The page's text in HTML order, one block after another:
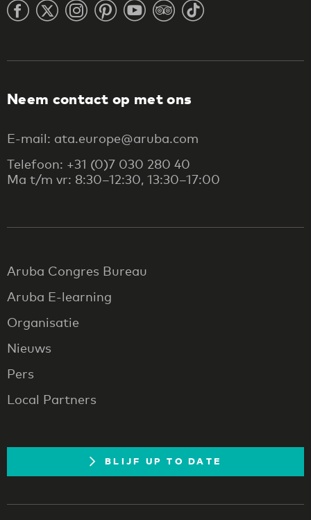
Neem contact op met ons
E-mail: ata.europe@aruba.com
Telefoon: +31 (0)7 030 280 40
Ma t/m vr: 8:30–12:30, 13:30–17:00
Aruba Congres Bureau
Aruba E-learning
Organisatie
Nieuws
Pers
Local Partners
BLIJF UP TO DATE